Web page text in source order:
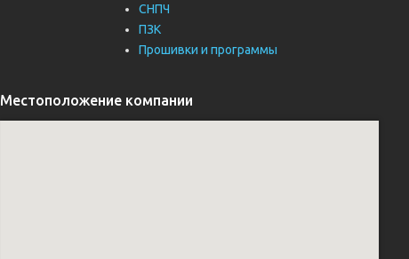
СНПЧ
ПЗК
Прошивки и программы
Местоположение компании